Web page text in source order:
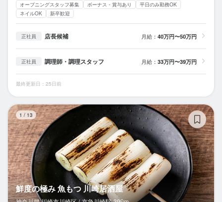
オープニングスタッフ募集 ボーナス・賞与あり
平日のみ勤務OK
ネイルOK
新卒歓迎
正社員 店長候補 月給： 40万円〜50万円
正社員 調理師・調理スタッフ 月給： 33万円〜39万円
最終更新日：25日前
1 / 13
鮮度の極み 魚もつ 川崎居酒屋